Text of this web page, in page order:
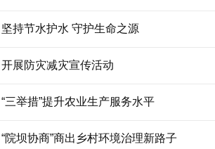
持节水护水 守护生命之源
展防灾减灾宣传活动
三举措”提升农业生产服务水平
院坝协商”商出乡村环境治理新路子